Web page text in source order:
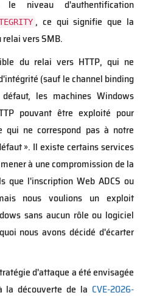
niveau d'authentification
, ce qui signifie que la
vers SMB.
du relai vers HTTP, qui ne
(sauf le channel binding
les machines Windows
pouvant être exploité pour
qui ne correspond pas à notre
». Il existe certains services
à une compromission de la
que l'inscription Web ADCS ou
nous voulions un exploit
sans aucun rôle ou logiciel
nous avons décidé d'écarter
d'attaque a été envisagée
découverte de la CVE-2026-